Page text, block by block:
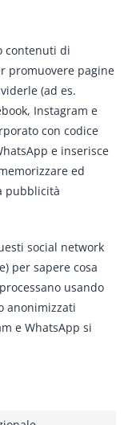
contenuti di
promuovere pagine
(ad es.
Instagram e
con codice
e inserisce
ed
pubblicità
social network
per sapere cosa
usando
anonimizzati
e WhatsApp si